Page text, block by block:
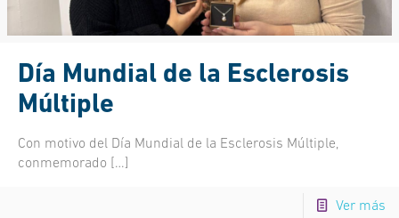
Día Mundial de la Esclerosis
Múltiple
Con motivo del Día Mundial de la Esclerosis Múltiple,
conmemorado […]
Ver más